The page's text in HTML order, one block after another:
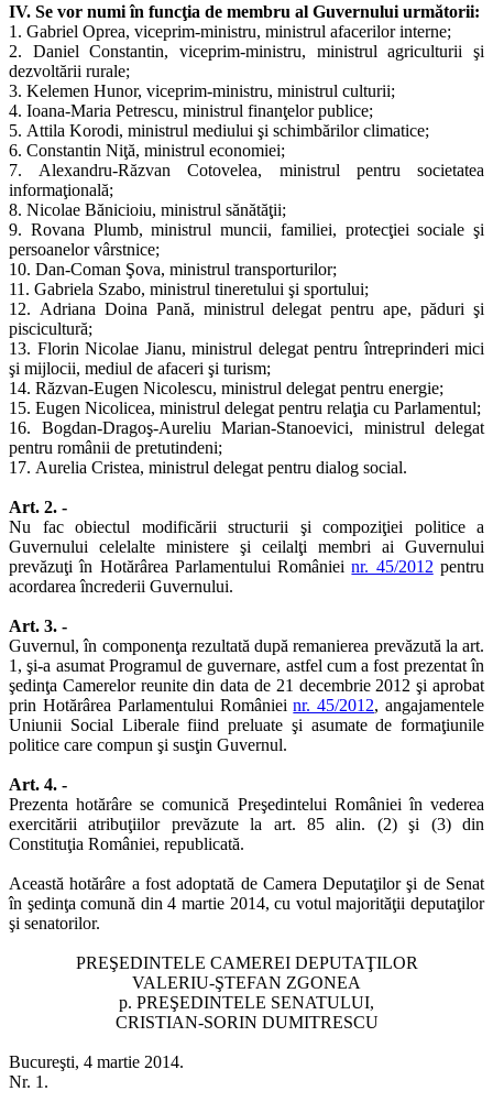
IV. Se vor numi în funcţia de membru al Guvernului următorii:
1. Gabriel Oprea, viceprim-ministru, ministrul afacerilor interne;
2. Daniel Constantin, viceprim-ministru, ministrul agriculturii şi
dezvoltării rurale;
3. Kelemen Hunor, viceprim-ministru, ministrul culturii;
4. Ioana-Maria Petrescu, ministrul finanţelor publice;
5. Attila Korodi, ministrul mediului şi schimbărilor climatice;
6. Constantin Niţă, ministrul economiei;
7. Alexandru-Răzvan Cotovelea, ministrul pentru societatea
informaţională;
8. Nicolae Bănicioiu, ministrul sănătăţii;
9. Rovana Plumb, ministrul muncii, familiei, protecţiei sociale şi
persoanelor vârstnice;
10. Dan-Coman Şova, ministrul transporturilor;
11. Gabriela Szabo, ministrul tineretului şi sportului;
12. Adriana Doina Pană, ministrul delegat pentru ape, păduri şi
piscicultură;
13. Florin Nicolae Jianu, ministrul delegat pentru întreprinderi mici
şi mijlocii, mediul de afaceri şi turism;
14. Răzvan-Eugen Nicolescu, ministrul delegat pentru energie;
15. Eugen Nicolicea, ministrul delegat pentru relaţia cu Parlamentul;
16. Bogdan-Dragoş-Aureliu Marian-Stanoevici, ministrul delegat
pentru românii de pretutindeni;
17. Aurelia Cristea, ministrul delegat pentru dialog social.
Art. 2. -
Nu fac obiectul modificării structurii şi compoziţiei politice a
Guvernului celelalte ministere şi ceilalţi membri ai Guvernului
prevăzuţi în Hotărârea Parlamentului Românieinr. 45/2012 pentru
acordarea încrederii Guvernului.
Art. 3. -
Guvernul, în componenţa rezultată după remanierea prevăzută la art.
1, şi-a asumat Programul de guvernare, astfel cum a fost prezentat în
şedinţa Camerelor reunite din data de 21 decembrie 2012 şi aprobat
prin Hotărârea Parlamentului Românieinr. 45/2012, angajamentele
Uniunii Social Liberale fiind preluate şi asumate de formaţiunile
politice care compun şi susţin Guvernul.
Art. 4. -
Prezenta hotărâre se comunică Preşedintelui României în vederea
exercitării atribuţiilor prevăzute la art. 85 alin. (2) şi (3) din
Constituţia României, republicată.
Această hotărâre a fost adoptată de Camera Deputaţilor şi de Senat
în şedinţa comună din 4 martie 2014, cu votul majorităţii deputaţilor
şi senatorilor.
PREŞEDINTELE CAMEREI DEPUTAŢILOR
VALERIU-ŞTEFAN ZGONEA
p. PREŞEDINTELE SENATULUI,
CRISTIAN-SORIN DUMITRESCU
Bucureşti, 4 martie 2014.
Nr. 1.